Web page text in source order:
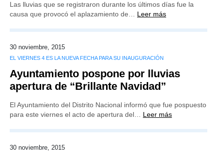
Las lluvias que se registraron durante los últimos días fue la
causa que provocó el aplazamiento de… Leer más
30 noviembre, 2015
EL VIERNES 4 ES LA NUEVA FECHA PARA SU INAUGURACIÓN
Ayuntamiento pospone por lluvias
apertura de “Brillante Navidad”
El Ayuntamiento del Distrito Nacional informó que fue pospuesto
para este viernes el acto de apertura del… Leer más
30 noviembre, 2015